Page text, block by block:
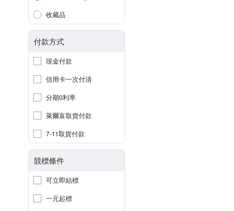
收藏品
付款方式
現金付款
信用卡一次付清
分期0利率
萊爾富取貨付款
7-11取貨付款
競標條件
可立即結標
一元起標